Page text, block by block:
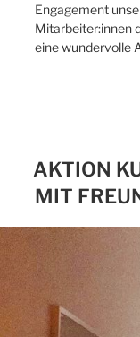
Engagement
Mitarbeiter:innen
eine wundervolle
AKTION
MIT